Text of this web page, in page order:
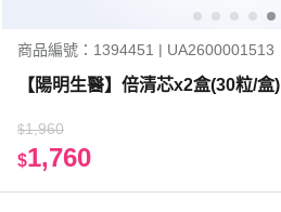
商品編號：1394451 | UA2600001513
【陽明生醫】倍清芯x2盒(30粒/盒)
$1,960
$1,760